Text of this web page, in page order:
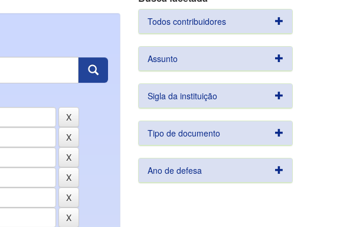
Todos contribuidores
Assunto
Sigla da instituição
Tipo de documento
Ano de defesa